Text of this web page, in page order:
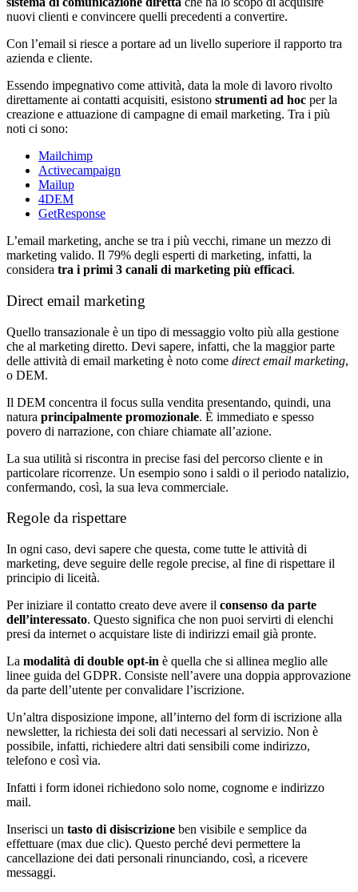
nuovi clienti e convincere quelli precedenti a convertire.
Con l’email si riesce a portare ad un livello superiore il rapporto tra
azienda e cliente.
Essendo impegnativo come attività, data la mole di lavoro rivolto
direttamente ai contatti acquisiti, esistono strumenti ad hoc per la
creazione e attuazione di campagne di email marketing. Tra i più
noti ci sono:
Mailchimp
Activecampaign
Mailup
4DEM
GetResponse
L’email marketing, anche se tra i più vecchi, rimane un mezzo di
marketing valido. Il 79% degli esperti di marketing, infatti, la
considera tra i primi 3 canali di marketing più efficaci.
Direct email marketing
Quello transazionale è un tipo di messaggio volto più alla gestione
che al marketing diretto. Devi sapere, infatti, che la maggior parte
delle attività di email marketing è noto come direct email marketing,
o DEM.
Il DEM concentra il focus sulla vendita presentando, quindi, una
natura principalmente promozionale. È immediato e spesso
povero di narrazione, con chiare chiamate all’azione.
La sua utilità si riscontra in precise fasi del percorso cliente e in
particolare ricorrenze. Un esempio sono i saldi o il periodo natalizio,
confermando, così, la sua leva commerciale.
Regole da rispettare
In ogni caso, devi sapere che questa, come tutte le attività di
marketing, deve seguire delle regole precise, al fine di rispettare il
principio di liceità.
Per iniziare il contatto creato deve avere il consenso da parte
dell’interessato. Questo significa che non puoi servirti di elenchi
presi da internet o acquistare liste di indirizzi email già pronte.
La modalità di double opt-in è quella che si allinea meglio alle
linee guida del GDPR. Consiste nell’avere una doppia approvazione
da parte dell’utente per convalidare l’iscrizione.
Un’altra disposizione impone, all’interno del form di iscrizione alla
newsletter, la richiesta dei soli dati necessari al servizio. Non è
possibile, infatti, richiedere altri dati sensibili come indirizzo,
telefono e così via.
Infatti i form idonei richiedono solo nome, cognome e indirizzo
mail.
Inserisci un tasto di disiscrizione ben visibile e semplice da
effettuare (max due clic). Questo perché devi permettere la
cancellazione dei dati personali rinunciando, così, a ricevere
messaggi.